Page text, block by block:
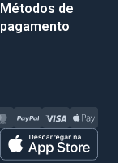
Métodos de
pagamento